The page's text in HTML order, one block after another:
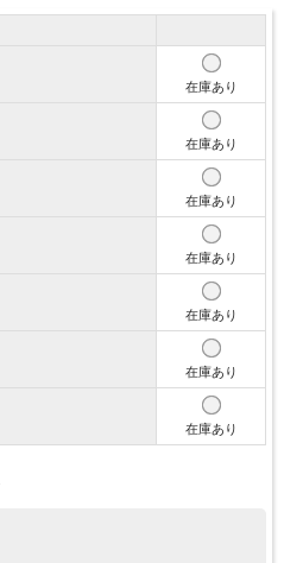
在庫あり
在庫あり
在庫あり
在庫あり
在庫あり
在庫あり
在庫あり